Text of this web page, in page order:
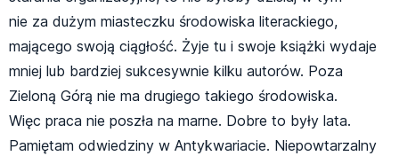
nie za dużym miasteczku środowiska literackiego,
mającego swoją ciągłość. Żyje tu i swoje książki wydaje
mniej lub bardziej sukcesywnie kilku autorów. Poza
Zieloną Górą nie ma drugiego takiego środowiska.
Więc praca nie poszła na marne. Dobre to były lata.
Pamiętam odwiedziny w Antykwariacie. Niepowtarzalny